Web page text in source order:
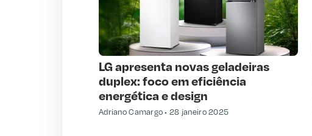
LG apresenta novas geladeiras
duplex: foco em eficiência
energética e design
Adriano Camargo 28 janeiro 2025